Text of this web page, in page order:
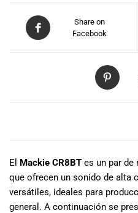
Share on
Facebook
El Mackie CR8BT es un par
que ofrecen un sonido de alta
versátiles, ideales para
general. A continuación se